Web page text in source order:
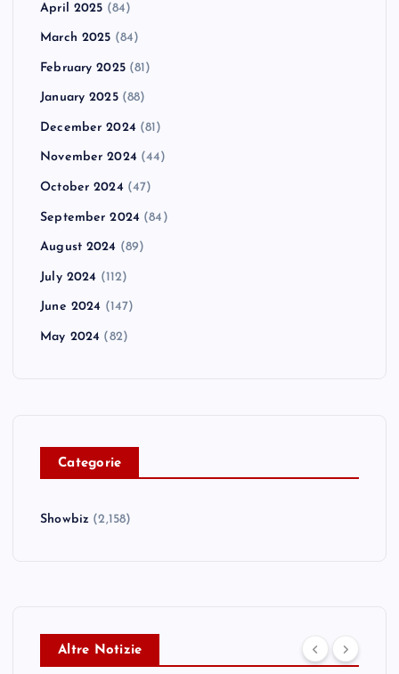
April 2025 (84)
March 2025 (84)
February 2025(81)
January 2025(88)
December 2024 (81)
November 2024 (44)
October 2024 (47)
September 2024 (84)
August 2024 (89)
July 2024 (112)
June 2024 (147)
May 2024 (82)
Categorie
Showbiz (2,158)
Altre Notizie